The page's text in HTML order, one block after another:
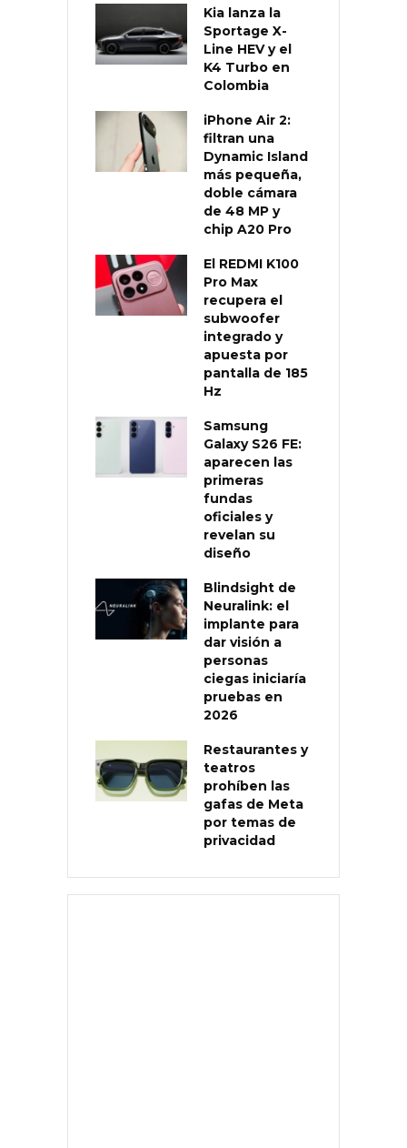
Kia lanza la
Sportage X-
Line HEV y el
K4 Turbo en
Colombia
iPhone Air 2:
filtran una
Dynamic Island
más pequeña,
doble cámara
de 48 MP y
chip A20 Pro
El REDMI K100
Pro Max
recupera el
subwoofer
integrado y
apuesta por
pantalla de 185
Hz
Samsung
Galaxy S26 FE:
aparecen las
primeras
fundas
oficiales y
revelan su
diseño
Blindsight de
Neuralink: el
implante para
dar visión a
personas
ciegas iniciaría
pruebas en
2026
Restaurantes y
teatros
prohíben las
gafas de Meta
por temas de
privacidad